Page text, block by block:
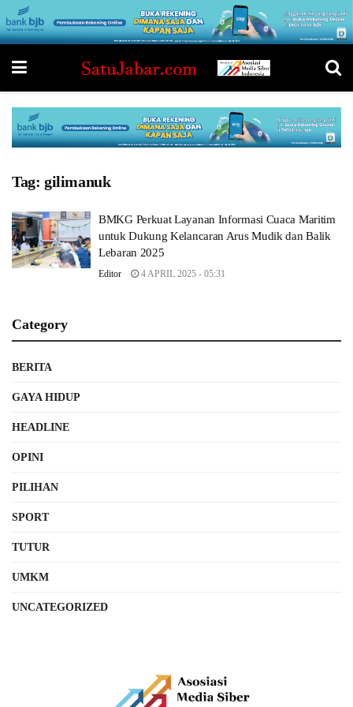
Tag: gilimanuk
BMKG Perkuat Layanan Informasi Cuaca Maritim
untuk Dukung Kelancaran Arus Mudik dan Balik
Lebaran 2025
Editor 4 APRIL 2025 - 05:31
Category
BERITA
GAYA HIDUP
HEADLINE
OPINI
PILIHAN
SPORT
TUTUR
UMKM
UNCATEGORIZED